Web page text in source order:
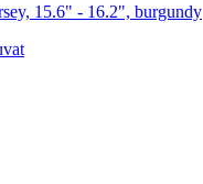
15.6" - 16.2", burgundy